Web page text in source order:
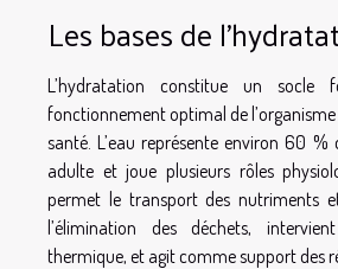
Les bases de
L’hydratation constitue un socle
fonctionnement optimal de
santé. L’eau représente environ 60 %
adulte et joue plusieurs rôles
permet le transport des nutriments
l’élimination des déchets,
thermique, et agit comme support des